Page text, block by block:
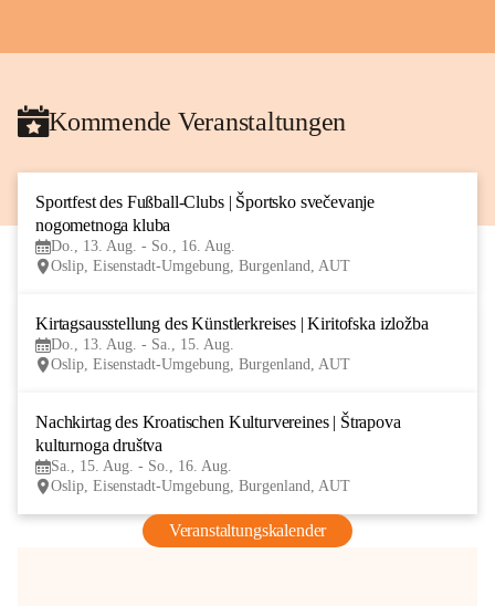
Kommende Veranstaltungen
Sportfest des Fußball-Clubs | Športsko svečevanje
nogometnoga kluba
Do., 13. Aug. - So., 16. Aug.
Oslip, Eisenstadt-Umgebung, Burgenland, AUT
Kirtagsausstellung des Künstlerkreises | Kiritofska izložba
Do., 13. Aug. - Sa., 15. Aug.
Oslip, Eisenstadt-Umgebung, Burgenland, AUT
Nachkirtag des Kroatischen Kulturvereines | Štrapova
kulturnoga društva
Sa., 15. Aug. - So., 16. Aug.
Oslip, Eisenstadt-Umgebung, Burgenland, AUT
Veranstaltungskalender